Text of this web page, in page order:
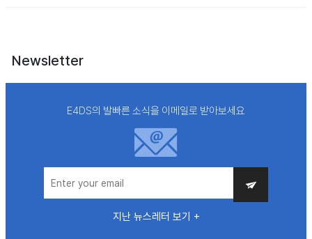
Newsletter
E4DS의 발빠른 소식을 이메일로 받아보세요
지난 뉴스레터 보기 +